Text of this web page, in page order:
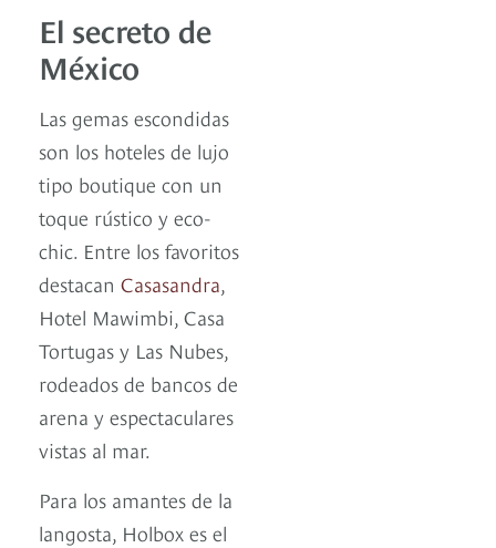
El secreto de
México
Las gemas escondidas
son los hoteles de lujo
tipo boutique con un
toque rústico y eco-
chic. Entre los favoritos
destacan Casasandra,
Hotel Mawimbi, Casa
Tortugas y Las Nubes,
rodeados de bancos de
arena y espectaculares
vistas al mar.
Para los amantes de la
langosta, Holbox es el